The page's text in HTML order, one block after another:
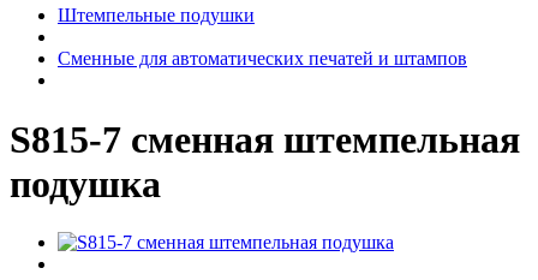
Штемпельные подушки
Сменные для автоматических печатей и штампов
S815-7 сменная штемпельная
подушка